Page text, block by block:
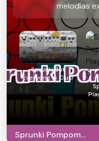
melodías
Sprunki But
Everyone is Clukr
Sprunki Pompom